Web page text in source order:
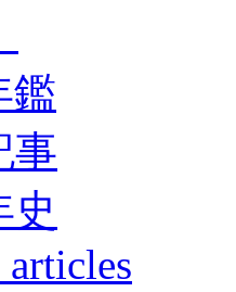
鑑
事
史